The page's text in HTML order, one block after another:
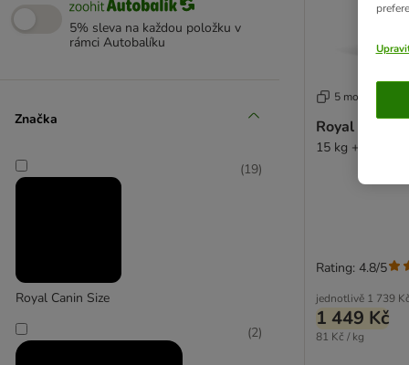
Puppy/Starter/Junior
Konzervy
Breed
Ageing
Sterilised
5% sleva na každou položku v
rámci Autobalíku
Značka
Royal Canin Size
(19)
(2)
5 možností
Royal Canin
15 kg + 3 kg
jednotlivě 1 739 Kč
1 449 Kč
81 Kč / kg
Rating: 4.8/5